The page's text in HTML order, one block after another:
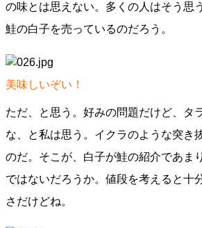
の味とは思えない。多くの人はそう思
鮭の白子を売っているのだろう。
美味しいぞい！
ただ、と思う。好みの問題だけど、タ
な、と私は思う。イクラのような突き
のだ。そこが、白子が鮭の紹介であま
ではないだろうか。値段を考えると十
さだけどね。